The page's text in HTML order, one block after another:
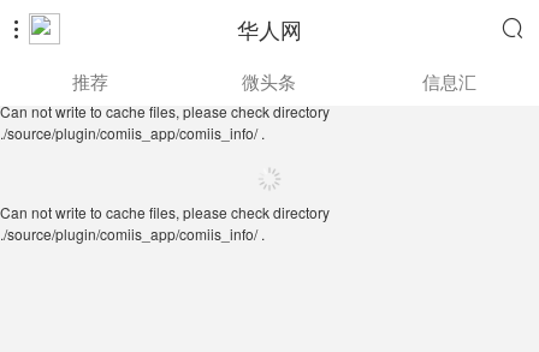
 华人网 
./source/plugin/comiis_app/comiis_info/ .
推荐 微头条 信息汇
Can not write to cache files, please check directory
./source/plugin/comiis_app/comiis_info/ .
Can not write to cache files, please check directory
./source/plugin/comiis_app/comiis_info/ .